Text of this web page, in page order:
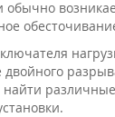
обычно